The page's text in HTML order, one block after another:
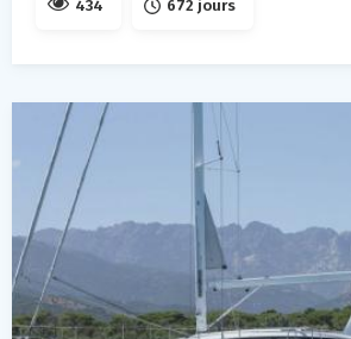
434 672 jours